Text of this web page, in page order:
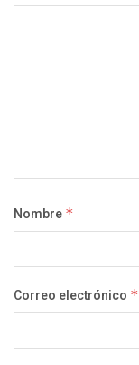
Nombre *
Correo electrónico *